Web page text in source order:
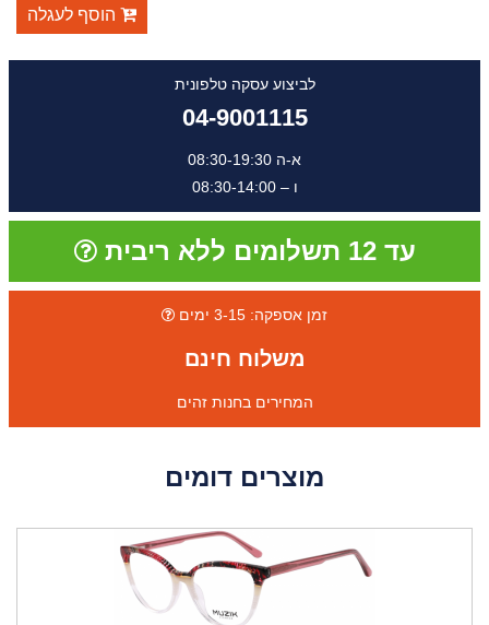
הוסף לעגלה
לביצוע עסקה טלפונית
04-9001115
א-ה 08:30-19:30
ו – 08:30-14:00
עד 12 תשלומים ללא ריבית
זמן אספקה: 3-15 ימים
משלוח חינם
המחירים בחנות זהים
מוצרים דומים